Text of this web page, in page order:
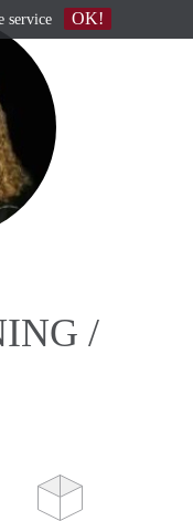
/
service OK!